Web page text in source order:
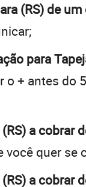
(RS) de
para
o + antes do
a cobrar
você quer se
a cobrar